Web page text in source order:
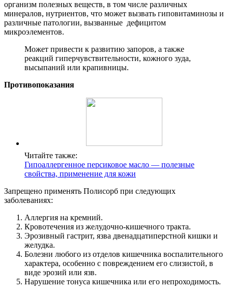
организм полезных веществ, в том числе различных
минералов, нутриентов, что может вызвать гиповитаминозы и
различные патологии, вызванные дефицитом
микроэлементов.
Может привести к развитию запоров, а также
реакций гиперчувствительности, кожного зуда,
высыпаний или крапивницы.
Противопоказания
Читайте также:
Гипоаллергенное персиковое масло — полезные
свойства, применение для кожи
Запрещено применять Полисорб при следующих
заболеваниях:
Аллергия на кремний.
Кровотечения из желудочно-кишечного тракта.
Эрозивный гастрит, язва двенадцатиперстной кишки и
желудка.
Болезни любого из отделов кишечника воспалительного
характера, особенно с повреждением его слизистой, в
виде эрозий или язв.
Нарушение тонуса кишечника или его непроходимость.